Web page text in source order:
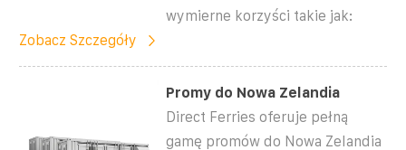
wymierne korzyści takie jak:
Zobacz Szczegóły
Promy do Nowa Zelandia
Direct Ferries oferuje pełną
gamę promów do Nowa Zelandia